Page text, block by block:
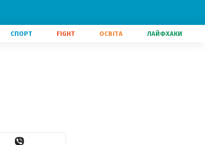
СПОРТ FIGHT ОСВІТА ЛАЙФХАКИ